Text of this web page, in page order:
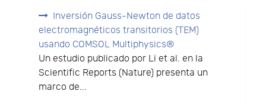
Inversión Gauss-Newton de datos
electromagnéticos transitorios (TEM)
usando COMSOL Multiphysics®
Un estudio publicado por Li et al. en la
Scientific Reports (Nature) presenta un
marco de...